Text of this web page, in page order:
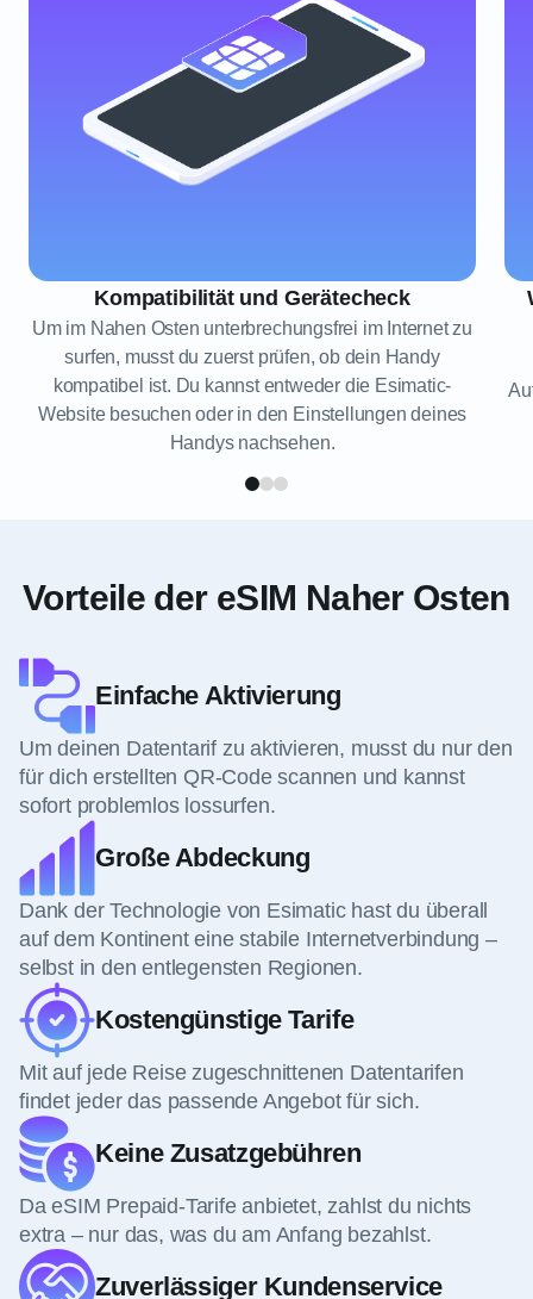
Kompatibilität und Gerätecheck
Um im Nahen Osten unterbrechungsfrei im Internet zu
surfen, musst du zuerst prüfen, ob dein Handy
kompatibel ist. Du kannst entweder die Esimatic-
Website besuchen oder in den Einstellungen deines
Handys nachsehen.
Vorteile der eSIM Naher Osten
Einfache Aktivierung
Um deinen Datentarif zu aktivieren, musst du nur den
für dich erstellten QR-Code scannen und kannst
sofort problemlos lossurfen.
Große Abdeckung
Dank der Technologie von Esimatic hast du überall
auf dem Kontinent eine stabile Internetverbindung –
selbst in den entlegensten Regionen.
Kostengünstige Tarife
Mit auf jede Reise zugeschnittenen Datentarifen
findet jeder das passende Angebot für sich.
Keine Zusatzgebühren
Da eSIM Prepaid-Tarife anbietet, zahlst du nichts
extra – nur das, was du am Anfang bezahlst.
Zuverlässiger Kundenservice